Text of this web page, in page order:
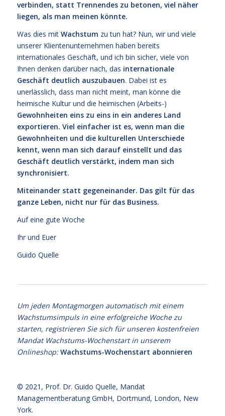
verbinden, statt Trennendes zu betonen, viel näher
liegen, als man meinen könnte.
Was dies mit Wachstum zu tun hat? Nun, wir und viele
unserer Klientenunternehmen haben bereits
internationales Geschäft, und ich bin sicher, viele von
Ihnen denken darüber nach, das internationale
Geschäft deutlich auszubauen. Dabei ist es
unerlässlich, dass man nicht meint, man könne die
heimische Kultur und die heimischen (Arbeits-)
Gewohnheiten eins zu eins in ein anderes Land
exportieren. Viel einfacher ist es, wenn man die
Gewohnheiten und die kulturellen Unterschiede
kennt, wenn man sich darauf einstellt und das
Geschäft deutlich verstärkt, indem man sich
synchronisiert.
Miteinander statt gegeneinander. Das gilt für das
ganze Leben, nicht nur für das Business.
Auf eine gute Woche
Ihr und Euer
Guido Quelle
Um jeden Montagmorgen automatisch mit einem
Wachstumsimpuls in eine erfolgreiche Woche zu
starten, registrieren Sie sich für unseren kostenfreien
Mandat Wachstums-Wochenstart in unserem
Onlineshop:Wachstums-Wochenstart abonnieren
© 2021, Prof. Dr. Guido Quelle, Mandat
Managementberatung GmbH, Dortmund, London, New
York.